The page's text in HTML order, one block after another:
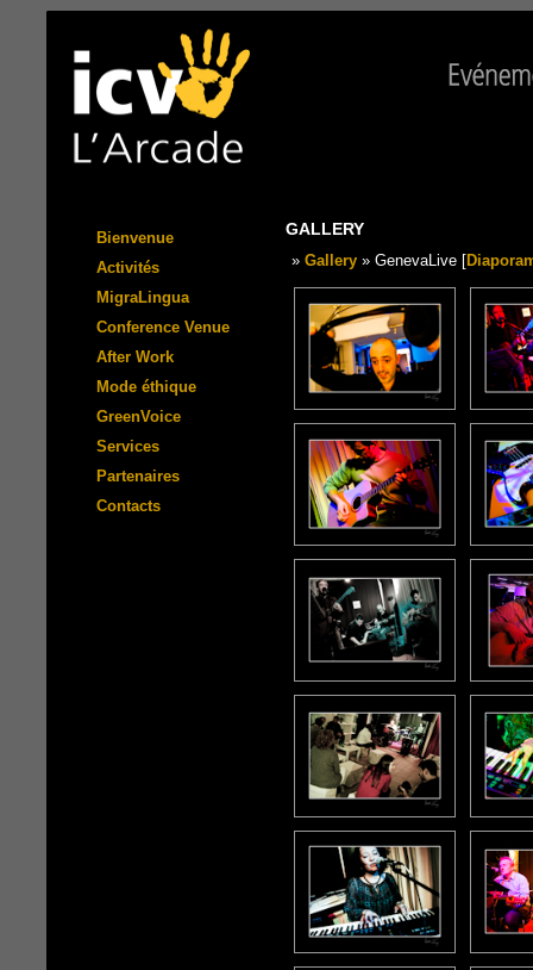
Bienvenue
Activités
MigraLingua
Conference Venue
After Work
Mode éthique
GreenVoice
Services
Partenaires
Contacts
GALLERY
» Gallery » GenevaLive [